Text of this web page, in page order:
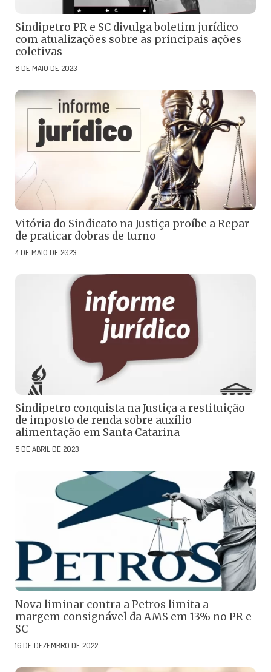
Sindipetro PR e SC divulga boletim jurídico
com atualizações sobre as principais ações
coletivas
8 DE MAIO DE 2023
Vitória do Sindicato na Justiça proíbe a Repar
de praticar dobras de turno
4 DE MAIO DE 2023
Sindipetro conquista na Justiça a restituição
de imposto de renda sobre auxílio
alimentação em Santa Catarina
5 DE ABRIL DE 2023
Nova liminar contra a Petros limita a
margem consignável da AMS em 13% no PR e
SC
16 DE DEZEMBRO DE 2022